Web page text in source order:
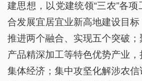
建思想，以党建统领“三农”各
合发展宜居宜业新高地建设目标
推进两个融合、实现五个突破
产品精深加工等特色优势产业
集体经济；集中攻坚化解涉农